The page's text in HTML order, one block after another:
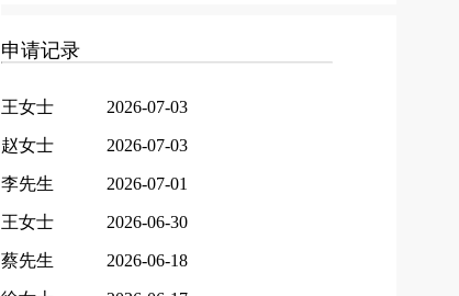
申请记录
王女士 2026-07-03
赵女士 2026-07-03
李先生 2026-07-01
王女士 2026-06-30
蔡先生 2026-06-18